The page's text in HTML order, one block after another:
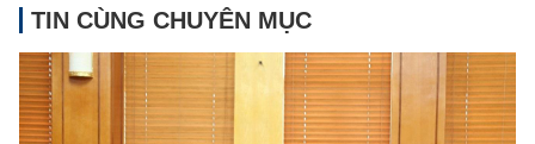
TIN CÙNG CHUYÊN MỤC